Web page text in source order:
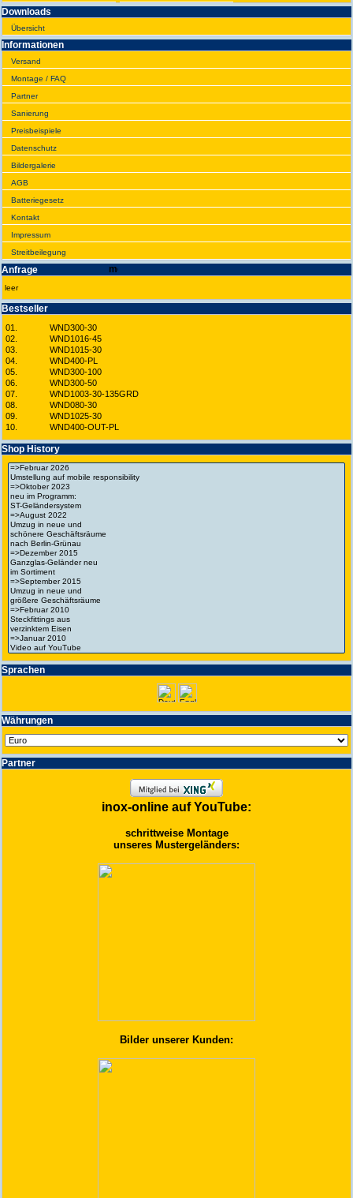
Downloads
Übersicht
Infor­ma­tionen
Versand
Montage / FAQ
Partner
Sanie­rung
Preis­beispiele
Daten­schutz
Bilder­galerie
AGB
Batte­rie­gesetz
Kontakt
Impres­sum
Streit­bei­legung
Anfrage
leer
Best­seller
01.
WND300-30
02.
WND1016-45
03.
WND1015-30
04.
WND400-PL
05.
WND300-100
06.
WND300-50
07.
WND1003-30-135GRD
08.
WND080-30
09.
WND1025-30
10.
WND400-OUT-PL
Shop History
Spra­chen
Wäh­run­gen
Partner
inox-online auf YouTube:
schrittweise Montage
unseres Mustergeländers:
Bilder unserer Kunden: